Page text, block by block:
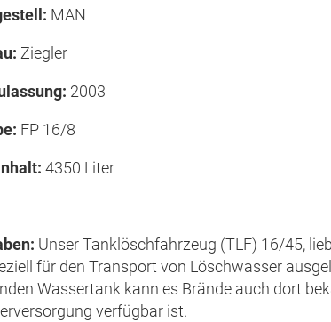
MAN
Ziegler
2003
FP 16/8
4350 Liter
Unser Tanklöschfahrzeug (TLF) 16/45,
für den Transport von Löschwasser
Wassertank kann es Brände auch dort
verfügbar ist.